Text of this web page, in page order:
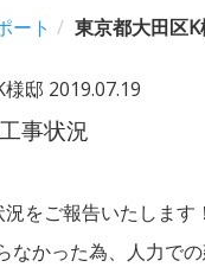
ート 東京都大田区
様邸 2019.07.19
事状況
をご報告いたします！
なかった為、人力での